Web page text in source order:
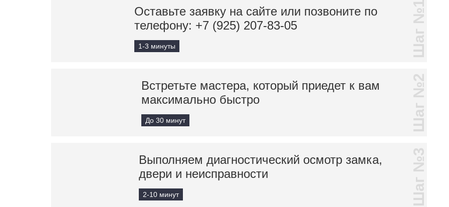
Оставьте заявку на сайте или позвоните по
телефону: +7 (925) 207-83-05
1-3 минуты Шаг №1
Встретьте мастера, который приедет к вам
максимально быстро
До 30 минут Шаг №2
Выполняем диагностический осмотр замка,
двери и неисправности
2-10 минут Шаг №3